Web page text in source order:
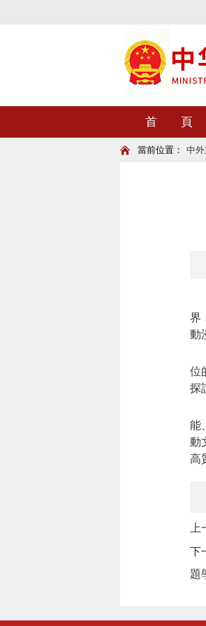
首 頁
當前位置： 中
4
界
動
位
探
能
動
高
下
題